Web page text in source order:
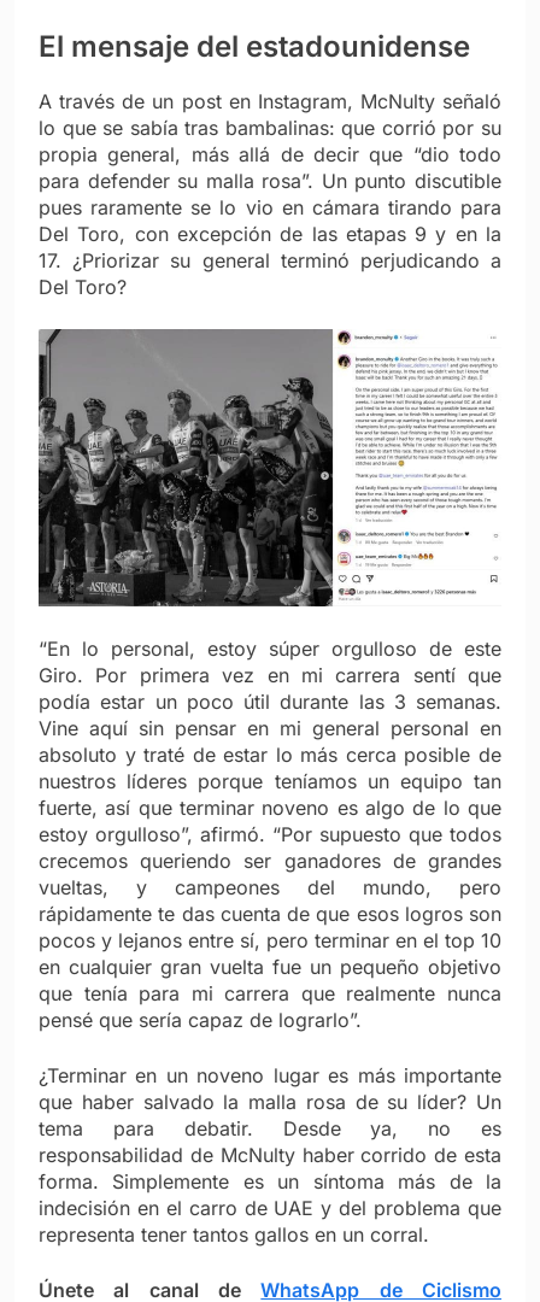
El mensaje del estadounidense
A través de un post en Instagram, McNulty señaló
lo que se sabía tras bambalinas: que corrió por su
propia general, más allá de decir que “dio todo
para defender su malla rosa”. Un punto discutible
pues raramente se lo vio en cámara tirando para
Del Toro, con excepción de las etapas 9 y en la
17. ¿Priorizar su general terminó perjudicando a
Del Toro?
“En lo personal, estoy súper orgulloso de este
Giro. Por primera vez en mi carrera sentí que
podía estar un poco útil durante las 3 semanas.
Vine aquí sin pensar en mi general personal en
absoluto y traté de estar lo más cerca posible de
nuestros líderes porque teníamos un equipo tan
fuerte, así que terminar noveno es algo de lo que
estoy orgulloso”, afirmó. “Por supuesto que todos
crecemos queriendo ser ganadores de grandes
vueltas, y campeones del mundo, pero
rápidamente te das cuenta de que esos logros son
pocos y lejanos entre sí, pero terminar en el top 10
en cualquier gran vuelta fue un pequeño objetivo
que tenía para mi carrera que realmente nunca
pensé que sería capaz de lograrlo”.
¿Terminar en un noveno lugar es más importante
que haber salvado la malla rosa de su líder? Un
tema para debatir. Desde ya, no es
responsabilidad de McNulty haber corrido de esta
forma. Simplemente es un síntoma más de la
indecisión en el carro de UAE y del problema que
representa tener tantos gallos en un corral.
Únete al canal deWhatsApp de Ciclismo